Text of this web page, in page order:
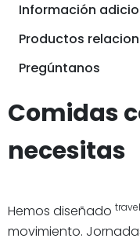
Información
Productos
Pregúntanos
Comidas
necesitas
Hemos diseñado
movimiento.